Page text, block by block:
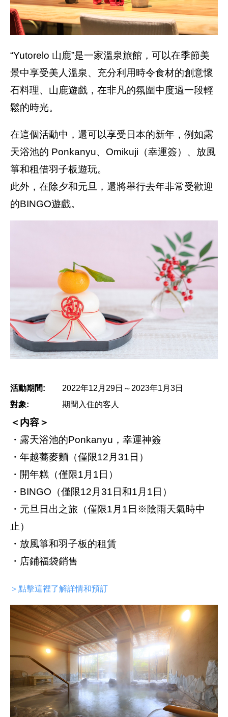
“Yutorelo 山鹿”是一家溫泉旅館，可以在季節美
景中享受美人溫泉、充分利用時令食材的創意懷
石料理、山鹿遊戲，在非凡的氛圍中度過一段輕
鬆的時光。
在這個活動中，還可以享受日本的新年，例如露
天浴池的 Ponkanyu、Omikuji（幸運簽）、放風
箏和租借羽子板遊玩。
此外，在除夕和元旦，還將舉行去年非常受歡迎
的BINGO遊戲。
活動期間:
2022年12月29日～2023年1月3日
對象:
期間入住的客人
＜内容＞
・露天浴池的Ponkanyu，幸運神簽
・年越蕎麥麵（僅限12月31日）
・開年糕（僅限1月1日）
・BINGO（僅限12月31日和1月1日）
・元旦日出之旅（僅限1月1日※陰雨天氣時中
止）
・放風箏和羽子板的租賃
・店鋪福袋銷售
＞點擊這裡了解詳情和預訂